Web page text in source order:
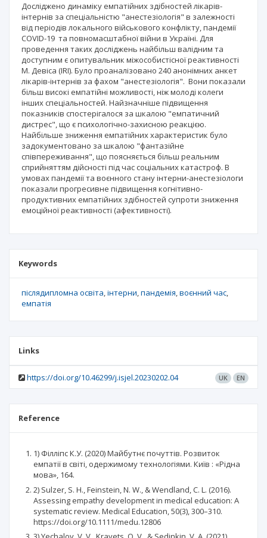
Досліджено динаміку емпатійних здібностей лікарів-
інтернів за спеціальністю "анестезіологія" в залежності
від періодів локального військового конфлікту, пандемії
COVID-19 та повномасштабної війни в Україні. Для
проведення таких досліджень найбільш валідним та
доступним є опитувальник міжособистісної реактивності
М. Девіса (IRI). Було проаналізовано 240 анонімних анкет
лікарів-інтернів за фахом "анестезіологія". Вони показали
більш високі емпатійні можливості, ніж молоді колеги
інших спеціальностей. Найзначніше підвищення
показників спостерігалося за шкалою "емпатичний
дистрес", що є психологічно-захисною реакцією.
Найбільше зниження емпатійних характеристик було
задокументовано за шкалою "фантазійне
співпереживання", що поясняється більш реальним
сприйняттям дійсності під час соціальних катастроф. В
умовах пандемії та воєнного стану інтерни-анестезіологи
показали прогресивне підвищення когнітивно-
продуктивних емпатійних здібностей супроти зниження
емоційної реактивності (афективності).
Keywords
післядипломна освіта інтерни пандемія воєнний час
емпатія
Links
https://doi.org/10.46299/j.isjel.20230202.04 UK EN
Reference
1) Філліпс К.У. (2020) Майбутнє почуттів. Розвиток
емпатії в світі, одержимому технологіями. Київ : «Рідна
мова», 164.
2) Sulzer, S. H., Feinstein, N. W., & Wendland, C. L. (2016).
Assessing empathy development in medical education: A
systematic review. Medical Education, 50(3), 300–310.
https://doi.org/10.1111/medu.12806